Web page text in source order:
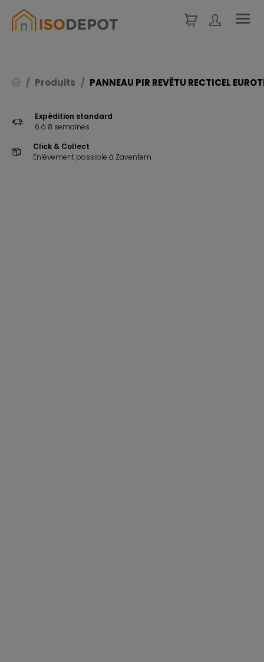
Produits PANNEAU PIR REVÊTU RECTICEL
Expédition standard
6 à 8 semaines
Click & Collect
Enlèvement possible à Zaventem